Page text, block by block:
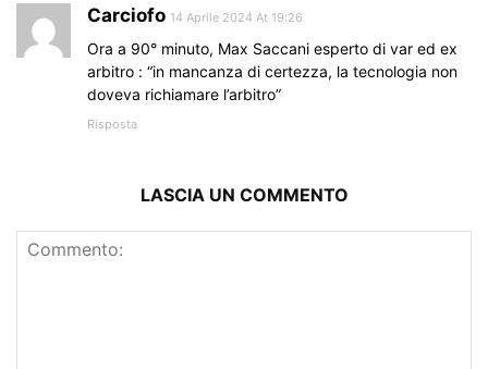
Carciofo 14 Aprile 2024 At 19:26
Ora a 90° minuto, Max Saccani esperto di var ed ex
arbitro : “in mancanza di certezza, la tecnologia non
doveva richiamare l’arbitro”
Risposta
LASCIA UN COMMENTO